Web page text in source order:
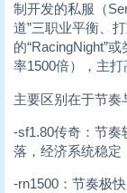
制开发的私服（
道”三职业平衡、
的“RacingNight”
率1500倍），主打
主要区别在于节奏
-sf1.80传奇：节
落，经济系统稳定
-rn1500：节奏极